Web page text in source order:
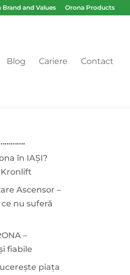
Brand and Values Orona Products
Blog Cariere Contact
în IAȘI?
Kronlift
Ascensor –
nu suferă
–
fiabile
piața